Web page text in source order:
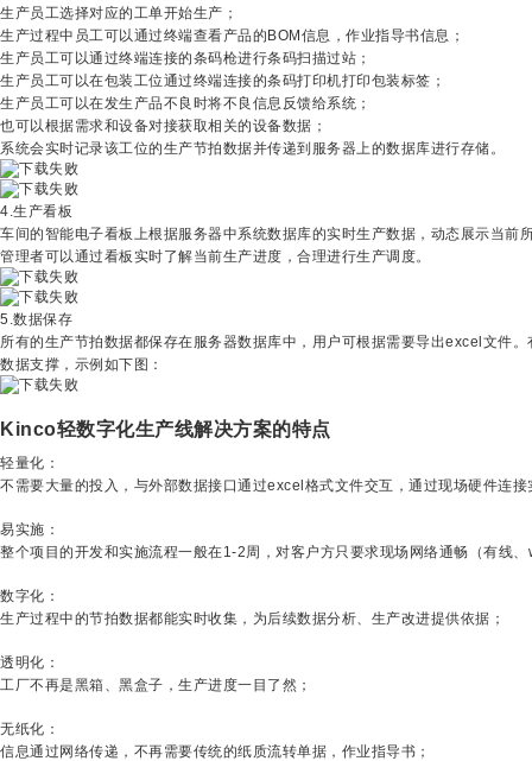
生产员工选择对应的工单开始生产；
生产过程中员工可以通过终端查看产品的BOM信息，作业指导书信息；
生产员工可以通过终端连接的条码枪进行条码扫描过站；
生产员工可以在包装工位通过终端连接的条码打印机打印包装标签；
生产员工可以在发生产品不良时将不良信息反馈给系统；
也可以根据需求和设备对接获取相关的设备数据；
系统会实时记录该工位的生产节拍数据并传递到服务器上的数据库进行存储。
4.生产看板
车间的智能电子看板上根据服务器中系统数据库的实时生产数据，动态展示当
管理者可以通过看板实时了解当前生产进度，合理进行生产调度。
5.数据保存
所有的生产节拍数据都保存在服务器数据库中，用户可根据需要导出excel文件
数据支撑，示例如下图：
Kinco轻数字化生产线解决方案的特点
轻量化：
不需要大量的投入，与外部数据接口通过excel格式文件交互，通过现场硬件连
易实施：
整个项目的开发和实施流程一般在1-2周，对客户方只要求现场网络通畅（有线
数字化：
生产过程中的节拍数据都能实时收集，为后续数据分析、生产改进提供依据；
透明化：
工厂不再是黑箱、黑盒子，生产进度一目了然；
无纸化：
信息通过网络传递，不再需要传统的纸质流转单据，作业指导书；